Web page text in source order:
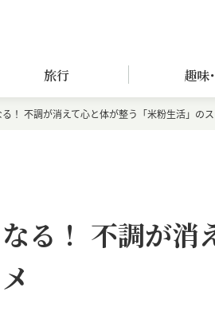
旅行 趣味
！ 不調が消えて心と体が整う「米粉生活」の
る！ 不調が消